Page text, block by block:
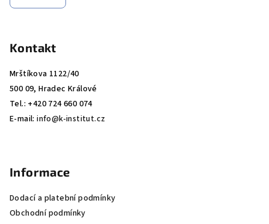
Kontakt
Mrštíkova 1122/40
500 09, Hradec Králové
Tel.: +420 724 660 074
E-mail:info@k-institut.cz
Informace
Dodací a platební podmínky
Obchodní podmínky